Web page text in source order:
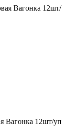
Вагонка 12шт/уп